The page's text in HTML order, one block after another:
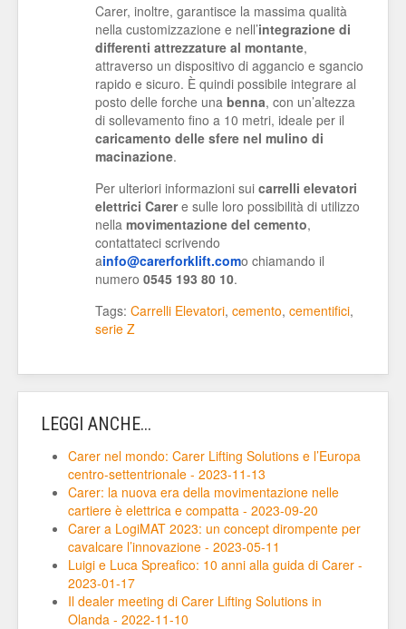
Carer, inoltre, garantisce la massima qualità
nella customizzazione e nell’integrazione di
differenti attrezzature al montante,
attraverso un dispositivo di aggancio e sgancio
rapido e sicuro. È quindi possibile integrare al
posto delle forche una benna, con un’altezza
di sollevamento fino a 10 metri, ideale per il
caricamento delle sfere nel mulino di
macinazione.
Per ulteriori informazioni sui carrelli elevatori
elettrici Carere sulle loro possibilità di utilizzo
nella movimentazione del cemento,
contattateci scrivendo
ainfo@carerforklift.como chiamando il
numero 0545 193 80 10.
Tags: Carrelli Elevatori, cemento, cementifici,
serie Z
LEGGI ANCHE...
Carer nel mondo: Carer Lifting Solutions e l’Europa
centro-settentrionale - 2023-11-13
Carer: la nuova era della movimentazione nelle
cartiere è elettrica e compatta - 2023-09-20
Carer a LogiMAT 2023: un concept dirompente per
cavalcare l’innovazione - 2023-05-11
Luigi e Luca Spreafico: 10 anni alla guida di Carer -
2023-01-17
Il dealer meeting di Carer Lifting Solutions in
Olanda - 2022-11-10